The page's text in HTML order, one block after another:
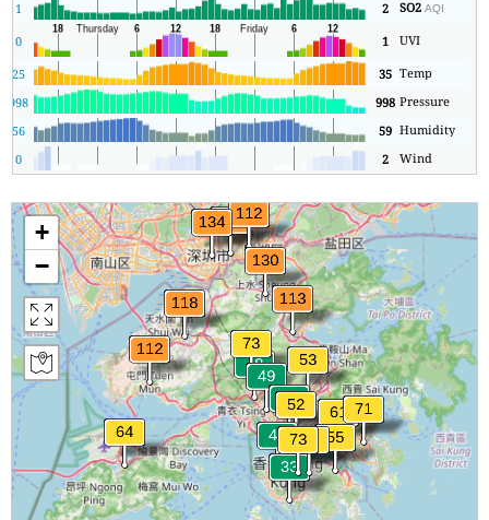
SO2AQI
2
1
UVI
1
0
Temp
35
25
Pressure
998
998
Humidity
59
56
Wind
2
0
+
−